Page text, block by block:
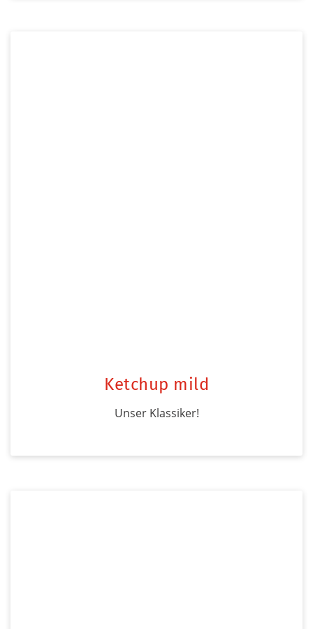
Ketchup mild
Unser Klassiker!